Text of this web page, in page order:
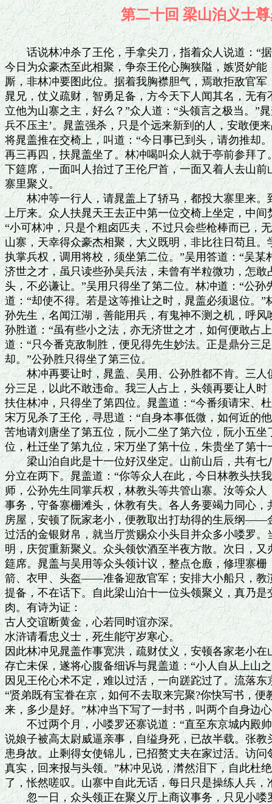
第二十回 梁山泊义
话说林冲杀了王伦，手拿尖刀，指着众人说道：“据
今日为众豪杰至此相聚，争奈王伦心胸狭隘，嫉贤妒
厮，非林冲要图此位。据着我胸襟胆气，焉敢拒敌官军
晁兄，仗义疏财，智勇足备，方今天下人闻其名，无
立他为山寨之主，好么？”众人道：“头领言之极当。”
兵不压主’。晁盖强杀，只是个远来新到的人，安敢便
将晁盖推在交椅上，叫道：“今日事已到头，请勿推却
再三再四，扶晁盖坐了。林冲喝叫众人就于亭前参拜
下筵席，一面叫人抬过了王伦尸首，一面又着人去山
寨里聚义。
林冲等一行人，请晁盖上了轿马，都投大寨里来。
上厅来。众人扶晁天王去正中第一位交椅上坐定，中
“小可林冲，只是个粗卤匹夫，不过只会些枪棒而已，
山寨，天幸得众豪杰相聚，大义既明，非比往日苟且
执掌兵权，调用将校，须坐第二位。”吴用答道：“吴某
济世之才，虽只读些孙吴兵法，未曾有半粒微功，怎敢
头，不必谦让。”吴用只得坐了第二位。林冲道：“公孙
道：“却使不得。若是这等推让之时，晁盖必须退位。”
孙先生，名闻江湖，善能用兵，有鬼神不测之机，呼风
孙胜道：“虽有些小之法，亦无济世之才，如何便敢占
道：“只今番克敌制胜，便见得先生妙法。正是鼎分三
却。”公孙胜只得坐了第三位。
林冲再要让时，晁盖、吴用、公孙胜都不肯。三人
分三足，以此不敢违命。我三人占上，头领再要让人时
扶住林冲，只得坐了第四位。晁盖道：“今番须请宋、
宋万见杀了王伦，寻思道：“自身本事低微，如何近的
苦地请刘唐坐了第五位，阮小二坐了第六位，阮小五
位，杜迁坐了第九位，宋万坐了第十位，朱贵坐了第十
梁山泊自此是十一位好汉坐定。山前山后，共有七
分立在两下。晁盖道：“你等众人在此，今日林教头扶
师，公孙先生同掌兵权，林教头等共管山寨。汝等众
事务，守备寨栅滩头，休教有失。各人务要竭力同心，
房屋，安顿了阮家老小，便教取出打劫得的生辰纲
过活的金银财帛，就当厅赏赐众小头目并众多小喽罗
明，庆贺重新聚义。众头领饮酒至半夜方散。次日，
筵席。晁盖与吴用等众头领计议，整点仓廒，修理寨
箭、衣甲、头盔——准备迎敌官军；安排大小船只，教
提备，不在话下。自此梁山泊十一位头领聚义，真乃
肉。有诗为证：
古人交谊断黄金，心若同时谊亦深。
水浒请看忠义士，死生能守岁寒心。
因此林冲见晁盖作事宽洪，疏财仗义，安顿各家老小
存亡未保，遂将心腹备细诉与晁盖道：“小人自从上山
因见王伦心术不定，难以过活，一向蹉跎过了。流落东
“贤弟既有宝眷在京，如何不去取来完聚?你快写书，便
来，多少是好。”林冲当下写了一封书，叫两个自身边
不过两个月，小喽罗还寨说道：“直至东京城内殿
说娘子被高太尉威逼亲事，自缢身死，已故半载。张
患身故。止剩得女使锦儿，已招赘丈夫在家过活。访
真实，回来报与头领。”林冲见说，潸然泪下，自此杜
了，怅然嗟叹。山寨中自此无话，每日只是操练人兵，
忽一日，众头领正在聚义厅上商议事务，只见小喽